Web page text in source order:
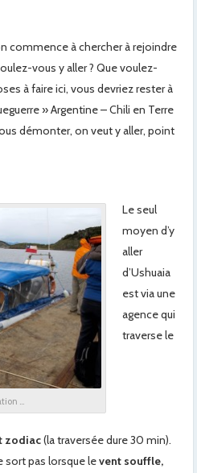
commence à chercher à rejoindre
vous y aller ? Que voulez-
à faire ici, vous devriez rester à
» Argentine – Chili en Terre
démonter, on veut y aller, point
…
Le seul
moyen d’y
aller
d’Ushuaia
est via une
agence qui
traverse le
zodiac(la traversée dure 30 min).
sort pas lorsque levent souffle,